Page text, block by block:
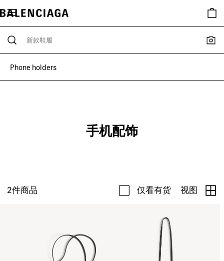
Phone holders
手机配饰
2件商品 仅看有货 视图